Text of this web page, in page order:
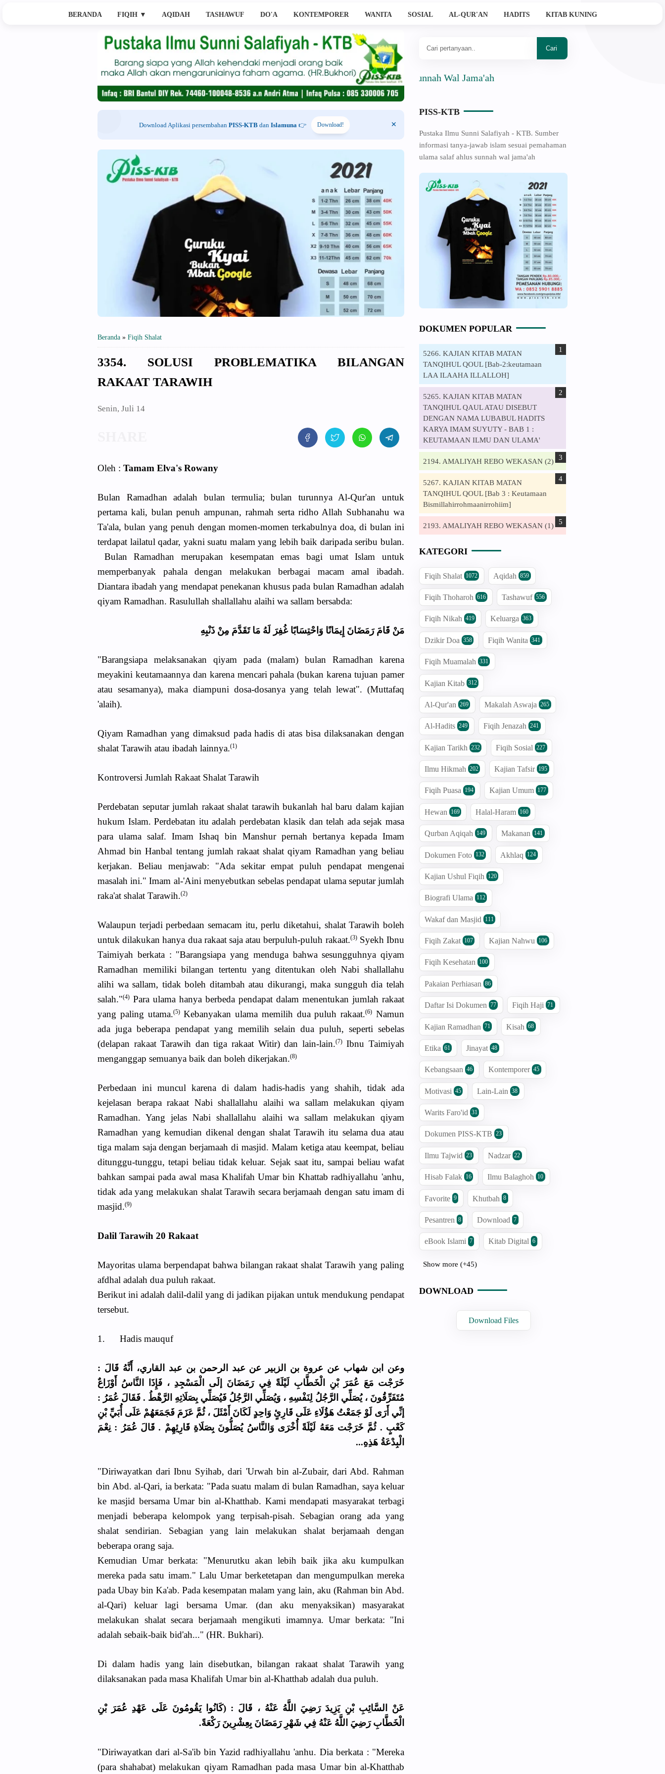
BERANDA FIQIH ▼ AQIDAH TASHAWUF DO'A KONTEMPORER WANITA SOSIAL AL-QUR'AN HADITS KITAB KUNING
Download Aplikasi persembahan PISS-KTBdan Islamuna 👉 Download!
Beranda » Fiqih Shalat
3354. SOLUSI PROBLEMATIKA BILANGAN
RAKAAT TARAWIH
Senin, Juli 14
Oleh : Tamam Elva's Rowany
Bulan Ramadhan adalah bulan termulia; bulan turunnya Al-Qur'an untuk
pertama kali, bulan penuh ampunan, rahmah serta ridho Allah Subhanahu wa
Ta'ala, bulan yang penuh dengan momen-momen terkabulnya doa, di bulan ini
terdapat lailatul qadar, yakni suatu malam yang lebih baik daripada seribu bulan.
Bulan Ramadhan merupakan kesempatan emas bagi umat Islam untuk
memperbanyak pahala dengan melakukan berbagai macam amal ibadah.
Diantara ibadah yang mendapat penekanan khusus pada bulan Ramadhan adalah
qiyam Ramadhan. Rasulullah shallallahu alaihi wa sallam bersabda:
مَنْ قَامَ رَمَضَانَ إِيمَانًا وَاحْتِسَابًا غُفِرَ لَهُ مَا تَقَدَّمَ مِنْ ذَنْبِهِ
"Barangsiapa melaksanakan qiyam pada (malam) bulan Ramadhan karena
meyakini keutamaannya dan karena mencari pahala (bukan karena tujuan pamer
atau sesamanya), maka diampuni dosa-dosanya yang telah lewat". (Muttafaq
'alaih).
Qiyam Ramadhan yang dimaksud pada hadis di atas bisa dilaksanakan dengan
shalat Tarawih atau ibadah lainnya.(1)
Kontroversi Jumlah Rakaat Shalat Tarawih
Perdebatan seputar jumlah rakaat shalat tarawih bukanlah hal baru dalam kajian
hukum Islam. Perdebatan itu adalah perdebatan klasik dan telah ada sejak masa
para ulama salaf. Imam Ishaq bin Manshur pernah bertanya kepada Imam
Ahmad bin Hanbal tentang jumlah rakaat shalat qiyam Ramadhan yang beliau
kerjakan. Beliau menjawab: "Ada sekitar empat puluh pendapat mengenai
masalah ini." Imam al-'Aini menyebutkan sebelas pendapat ulama seputar jumlah
raka'at shalat Tarawih.(2)
Walaupun terjadi perbedaan semacam itu, perlu diketahui, shalat Tarawih boleh
untuk dilakukan hanya dua rakaat saja atau berpuluh-puluh rakaat.(3)Syekh Ibnu
Taimiyah berkata : "Barangsiapa yang menduga bahwa sesungguhnya qiyam
Ramadhan memiliki bilangan tertentu yang ditentukan oleh Nabi shallallahu
alihi wa sallam, tidak boleh ditambah atau dikurangi, maka sungguh dia telah
salah."(4) Para ulama hanya berbeda pendapat dalam menentukan jumlah rakaat
yang paling utama.(5)Kebanyakan ulama memilih dua puluh rakaat.(6) Namun
ada juga beberapa pendapat yang memilih selain dua puluh, seperti sebelas
(delapan rakaat Tarawih dan tiga rakaat Witir) dan lain-lain.(7)Ibnu Taimiyah
menganggap semuanya baik dan boleh dikerjakan.(8)
Perbedaan ini muncul karena di dalam hadis-hadis yang shahih, tidak ada
kejelasan berapa rakaat Nabi shallallahu alaihi wa sallam melakukan qiyam
Ramadhan. Yang jelas Nabi shallallahu alaihi wa sallam melakukan qiyam
Ramadhan yang kemudian dikenal dengan shalat Tarawih itu selama dua atau
tiga malam saja dengan berjamaah di masjid. Malam ketiga atau keempat, beliau
ditunggu-tunggu, tetapi beliau tidak keluar. Sejak saat itu, sampai beliau wafat
bahkan sampai pada awal masa Khalifah Umar bin Khattab radhiyallahu 'anhu,
tidak ada yang melakukan shalat Tarawih secara berjamaah dengan satu imam di
masjid.(9)
Dalil Tarawih 20 Rakaat
Mayoritas ulama berpendapat bahwa bilangan rakaat shalat Tarawih yang paling
afdhal adalah dua puluh rakaat.
Berikut ini adalah dalil-dalil yang di jadikan pijakan untuk mendukung pendapat
tersebut.
1. Hadis mauquf
وعن ابن شهاب عن عروة بن الزبير عن عبد الرحمن بن عبد القاري، أَنَّهُ قَالَ :
خَرَجْت مَعَ عُمَرَ بْنِ الْخَطَّابِ لَيْلَةً فِي رَمَضَانَ إلَى الْمَسْجِدِ ، فَإِذَا النَّاسُ أَوْزَاعٌ
مُتَفَرِّقُونَ ، يُصَلِّي الرَّجُلُ لِنَفْسِهِ ، وَيُصَلِّي الرَّجُلُ فَيُصَلِّي بِصَلَاتِهِ الرَّهْطُ . فَقَالَ عُمَرُ :
إنِّي أَرَى لَوْ جَمَعْتُ هَؤُلَاءِ عَلَى قَارِئٍ وَاحِدٍ لَكَانَ أَمْثَلَ ، ثُمَّ عَزَمَ فَجَمَعَهُمْ عَلَى أُبَيِّ بْنِ
كَعْبٍ . ثُمَّ خَرَجْت مَعَهُ لَيْلَةً أُخْرَى وَالنَّاسُ يُصَلُّونَ بِصَلَاةِ قَارِئِهِمْ . قَالَ عُمَرُ : نِعْمَ
الْبِدْعَةُ هَذِهِ...
"Diriwayatkan dari Ibnu Syihab, dari 'Urwah bin al-Zubair, dari Abd. Rahman
bin Abd. al-Qari, ia berkata: "Pada suatu malam di bulan Ramadhan, saya keluar
ke masjid bersama Umar bin al-Khatthab. Kami mendapati masyarakat terbagi
menjadi beberapa kelompok yang terpisah-pisah. Sebagian orang ada yang
shalat sendirian. Sebagian yang lain melakukan shalat berjamaah dengan
beberapa orang saja.
Kemudian Umar berkata: "Menurutku akan lebih baik jika aku kumpulkan
mereka pada satu imam." Lalu Umar berketetapan dan mengumpulkan mereka
pada Ubay bin Ka'ab. Pada kesempatan malam yang lain, aku (Rahman bin Abd.
al-Qari) keluar lagi bersama Umar. (dan aku menyaksikan) masyarakat
melakukan shalat secara berjamaah mengikuti imamnya. Umar berkata: "Ini
adalah sebaik-baik bid'ah..." (HR. Bukhari).
Di dalam hadis yang lain disebutkan, bilangan rakaat shalat Tarawih yang
dilaksanakan pada masa Khalifah Umar bin al-Khatthab adalah dua puluh.
عَنْ السَّائِبِ بْنِ يَزِيدَ رَضِيَ اللَّهُ عَنْهُ ، قَالَ : (كَانُوا يَقُومُونَ عَلَى عَهْدِ عُمَرَ بْنِ
الْخَطَّابِ رَضِيَ اللَّهُ عَنْهُ فِي شَهْرِ رَمَضَانَ بِعِشْرِينَ رَكْعَةً.
"Diriwayatkan dari al-Sa'ib bin Yazid radhiyallahu 'anhu. Dia berkata : "Mereka
(para shahabat) melakukan qiyam Ramadhan pada masa Umar bin al-Khatthab
Ahlussunnah Wal Jama'ah
PISS-KTB
Pustaka Ilmu Sunni Salafiyah - KTB. Sumber
informasi tanya-jawab islam sesuai pemahaman
ulama salaf ahlus sunnah wal jama'ah
DOKUMEN POPULAR
5266. KAJIAN KITAB MATAN
TANQIHUL QOUL [Bab-2:keutamaan
LAA ILAAHA ILLALLOH]
5265. KAJIAN KITAB MATAN
TANQIHUL QAUL ATAU DISEBUT
DENGAN NAMA LUBABUL HADITS
KARYA IMAM SUYUTY - BAB 1 :
KEUTAMAAN ILMU DAN ULAMA'
2194. AMALIYAH REBO WEKASAN (2)
5267. KAJIAN KITAB MATAN
TANQIHUL QOUL [Bab 3 : Keutamaan
Bismillahirrohmaanirrohiim]
2193. AMALIYAH REBO WEKASAN (1)
KATEGORI
Fiqih Shalat 1072 Aqidah 859
Fiqih Thoharoh 616 Tashawuf 556
Fiqih Nikah 419 Keluarga 363
Dzikir Doa 358 Fiqih Wanita 341
Fiqih Muamalah 331
Kajian Kitab 312
Al-Qur'an 269 Makalah Aswaja 265
Al-Hadits 249 Fiqih Jenazah 241
Kajian Tarikh 232 Fiqih Sosial 227
Ilmu Hikmah 202 Kajian Tafsir 195
Fiqih Puasa 194 Kajian Umum 177
Hewan 169 Halal-Haram 160
Qurban Aqiqah 149 Makanan 141
Dokumen Foto 132 Akhlaq 124
Kajian Ushul Fiqih 120
Biografi Ulama 112
Wakaf dan Masjid 111
Fiqih Zakat 107 Kajian Nahwu 106
Fiqih Kesehatan 100
Pakaian Perhiasan 86
Daftar Isi Dokumen 77 Fiqih Haji 71
Kajian Ramadhan 71 Kisah 68
Etika 61 Jinayat 48
Kebangsaan 46 Kontemporer 45
Motivasi 45 Lain-Lain 38
Warits Faro'id 31
Dokumen PISS-KTB 23
Ilmu Tajwid 23 Nadzar 22
Hisab Falak 16 Ilmu Balaghoh 10
Favorite 9 Khutbah 8
Pesantren 8 Download 7
eBook Islami 7 Kitab Digital 6
Show more (+45)
DOWNLOAD
Download Files